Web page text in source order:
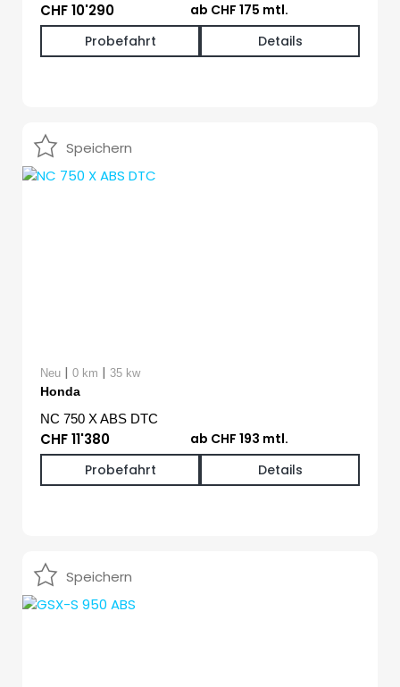
CHF 10'290
ab CHF 175 mtl.
Probefahrt
Details
Speichern
Neu | 0 km | 35 kw
Honda
NC 750 X ABS DTC
CHF 11'380
ab CHF 193 mtl.
Probefahrt
Details
Speichern